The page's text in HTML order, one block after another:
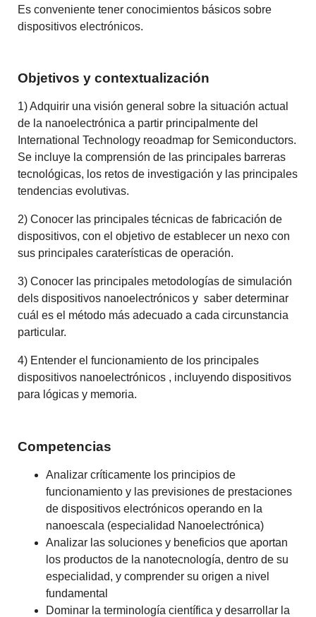
Es conveniente tener conocimientos básicos sobre
dispositivos electrónicos.
Objetivos y contextualización
1) Adquirir una visión general sobre la situación actual
de la nanoelectrónica a partir principalmente del
International Technology reoadmap for Semiconductors.
Se incluye la comprensión de las principales barreras
tecnológicas, los retos de investigación y las principales
tendencias evolutivas.
2) Conocer las principales técnicas de fabricación de
dispositivos, con el objetivo de establecer un nexo con
sus principales caraterísticas de operación.
3) Conocer las principales metodologías de simulación
dels dispositivos nanoelectrónicos y saber determinar
cuál es el método más adecuado a cada circunstancia
particular.
4) Entender el funcionamiento de los principales
dispositivos nanoelectrónicos , incluyendo dispositivos
para lógicas y memoria.
Competencias
Analizar críticamente los principios de
funcionamiento y las previsiones de prestaciones
de dispositivos electrónicos operando en la
nanoescala (especialidad Nanoelectrónica)
Analizar las soluciones y beneficios que aportan
los productos de la nanotecnología, dentro de su
especialidad, y comprender su origen a nivel
fundamental
Dominar la terminología científica y desarrollar la